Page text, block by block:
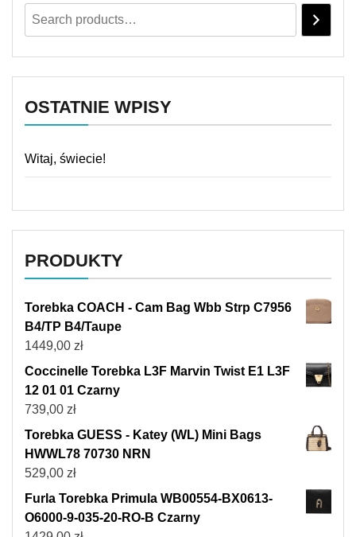
OSTATNIE WPISY
Witaj, świecie!
PRODUKTY
Torebka COACH - Cam Bag Wbb Strp C7956
B4/TP B4/Taupe
1449,00 zł
Coccinelle Torebka L3F Marvin Twist E1 L3F
12 01 01 Czarny
739,00 zł
Torebka GUESS - Katey (WL) Mini Bags
HWWL78 70730 NRN
529,00 zł
Furla Torebka Primula WB00554-BX0613-
O6000-9-035-20-RO-B Czarny